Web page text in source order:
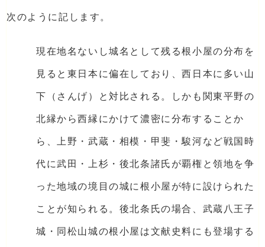
次のように記します。
現在地名ないし城名として残る根小屋の分布を
見ると東日本に偏在しており、西日本に多い山
下（さんげ）と対比される。しかも関東平野の
北縁から西縁にかけて濃密に分布することか
ら、上野・武蔵・相模・甲斐・駿河など戦国時
代に武田・上杉・後北条諸氏が覇権と領地を争
った地域の境目の城に根小屋が特に設けられた
ことが知られる。後北条氏の場合、武蔵八王子
城・同松山城の根小屋は文献史料にも登場する